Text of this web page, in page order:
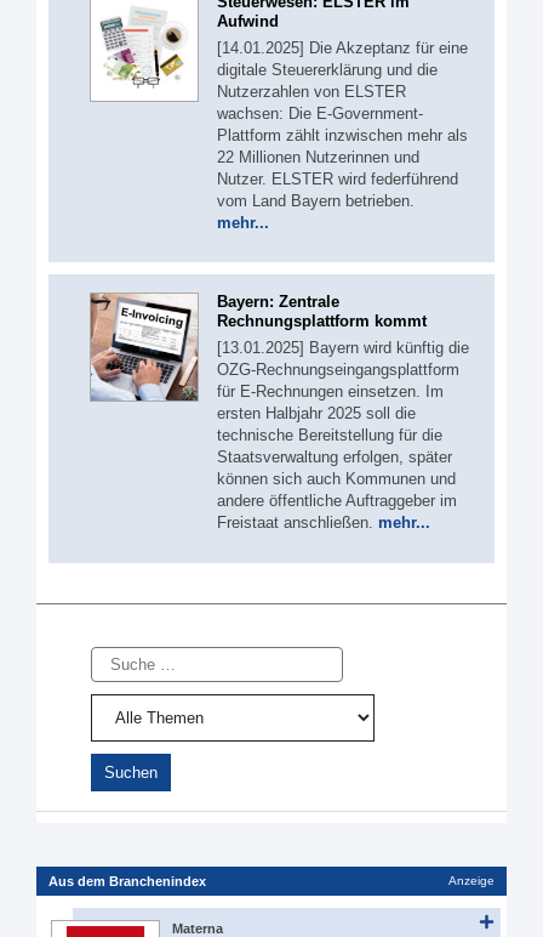
Aufwind
[14.01.2025] Die Akzeptanz für eine
digitale Steuererklärung und die
Nutzerzahlen von ELSTER
wachsen: Die E-Government-
Plattform zählt inzwischen mehr als
22 Millionen Nutzerinnen und
Nutzer. ELSTER wird federführend
vom Land Bayern betrieben.
mehr...
Bayern: Zentrale
Rechnungsplattform kommt
[13.01.2025] Bayern wird künftig die
OZG-Rechnungseingangsplattform
für E-Rechnungen einsetzen. Im
ersten Halbjahr 2025 soll die
technische Bereitstellung für die
Staatsverwaltung erfolgen, später
können sich auch Kommunen und
andere öffentliche Auftraggeber im
Freistaat anschließen. mehr...
Suche
Aus dem Branchenindex Anzeige
Materna